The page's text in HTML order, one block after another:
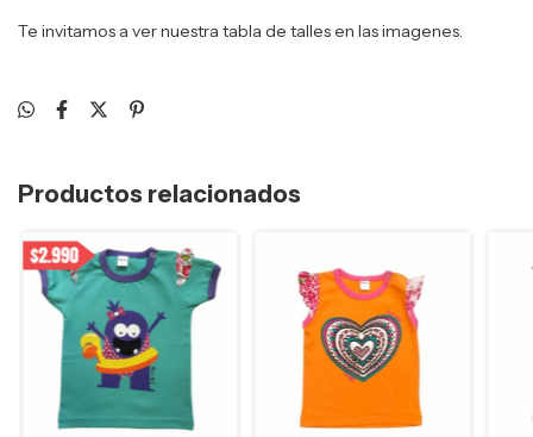
Te invitamos a ver nuestra tabla de talles en las imagenes.
Productos relacionados